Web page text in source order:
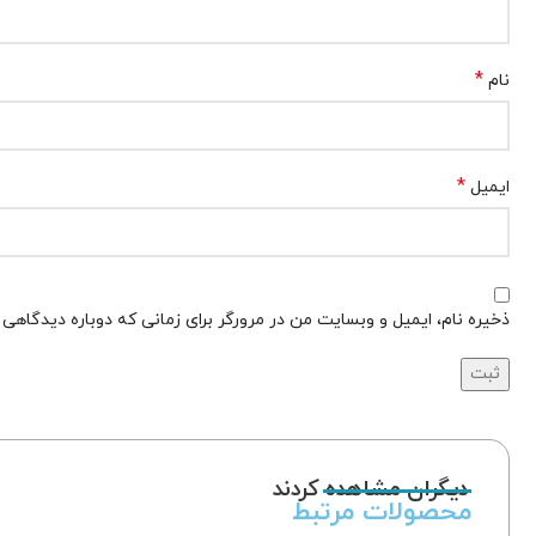
نام *
ایمیل *
ذخیره نام، ایمیل و وبسایت من در مرورگر برای زمانی که دوباره
دیگران مشاهده کردند
محصولات مرتبط